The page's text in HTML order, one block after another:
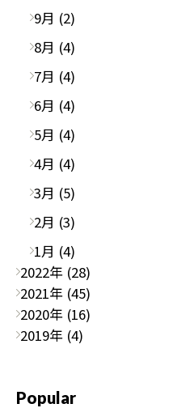
9月 (2)
8月 (4)
7月 (4)
6月 (4)
5月 (4)
4月 (4)
3月 (5)
2月 (3)
1月 (4)
2022年 (28)
2021年 (45)
2020年 (16)
2019年 (4)
Popular